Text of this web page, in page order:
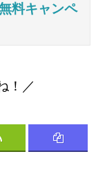
料キャンペ
！／